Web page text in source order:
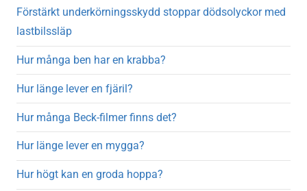
Förstärkt underkörningsskydd stoppar dödsolyckor med
lastbilssläp
Hur många ben har en krabba?
Hur länge lever en fjäril?
Hur många Beck-filmer finns det?
Hur länge lever en mygga?
Hur högt kan en groda hoppa?